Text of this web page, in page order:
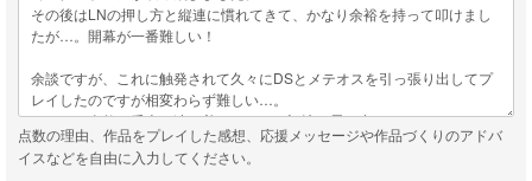
点数の理由、作品をプレイした感想、応援メッセージや作品づくりのアドバ
イスなどを自由に入力してください。